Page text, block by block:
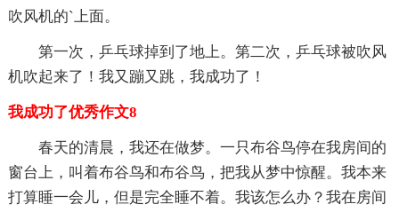
吹风机的`上面。
第一次，乒乓球掉到了地上。第二次，乒乓球被吹风
机吹起来了！我又蹦又跳，我成功了！
我成功了优秀作文8
春天的清晨，我还在做梦。一只布谷鸟停在我房间的
窗台上，叫着布谷鸟和布谷鸟，把我从梦中惊醒。我本来
打算睡一会儿，但是完全睡不着。我该怎么办？我在房间